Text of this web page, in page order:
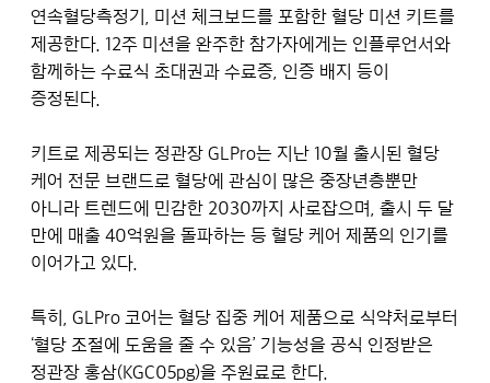
연속혈당측정기, 미션 체크보드를 포함한 혈당 미션 키트를
제공한다. 12주 미션을 완주한 참가자에게는 인플루언서와
함께하는 수료식 초대권과 수료증, 인증 배지 등이
증정된다.
키트로 제공되는 정관장 GLPro는 지난 10월 출시된 혈당
케어 전문 브랜드로 혈당에 관심이 많은 중장년층뿐만
아니라 트렌드에 민감한 2030까지 사로잡으며, 출시 두 달
만에 매출 40억원을 돌파하는 등 혈당 케어 제품의 인기를
이어가고 있다.
특히, GLPro 코어는 혈당 집중 케어 제품으로 식약처로부터
‘혈당 조절에 도움을 줄 수 있음’ 기능성을 공식 인정받은
정관장 홍삼(KGC05pg)을 주원료로 한다.